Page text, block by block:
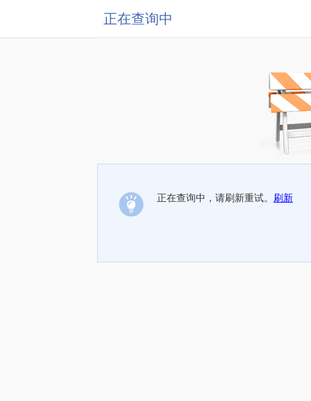
正在查询中
正在查询中，请刷新重试。 刷新